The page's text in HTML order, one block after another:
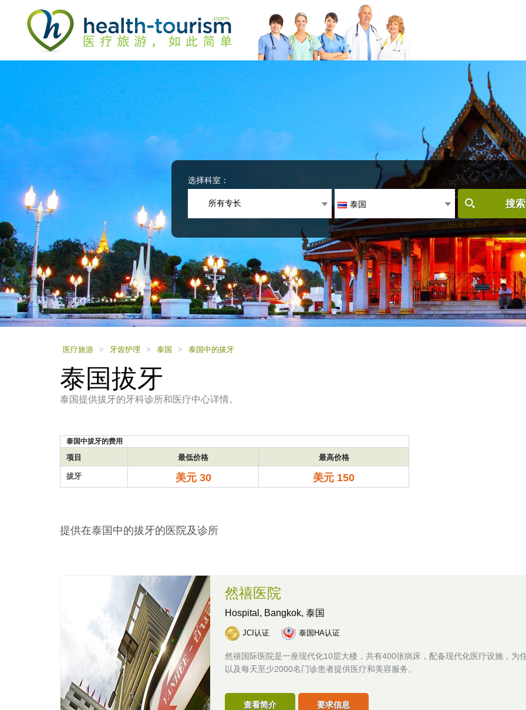
Control-
F11
to
adjust
website
people
visual
disabilities
who
are
using
a
screen
reader;
Press
Control-
选择科室：
所有专长 泰国 搜
医疗旅游 > 牙齿护理 > 泰国 > 泰国中的拔牙
泰国拔牙
泰国提供拔牙的牙科诊所和医疗中心详情。
泰国中拔牙的费用
项目 最低价格 最高价格
拔牙 美元 30 美元 150
提供在泰国中的拔牙的医院及诊所
然禧医院
Hospital, Bangkok, 泰国
JCI认证 泰国HA认证
然禧国际医院是一座现代化10层大楼，共有400张病床，配备现代化医疗设施，为
以及每天至少2000名门诊患者提供医疗和美容服务。
查看简介 要求信息